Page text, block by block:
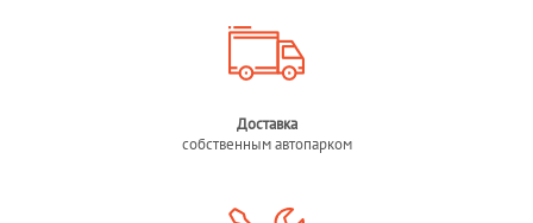
Доставка
собственным автопарком